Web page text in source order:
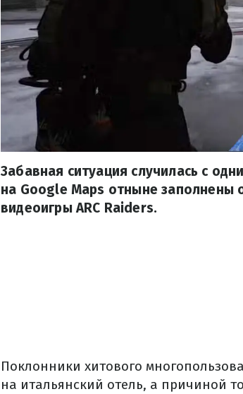
Забавная ситуация случилась с
на Google Maps отныне
видеоигры ARC Raiders.
Поклонники хитового
на итальянский отель, а причиной